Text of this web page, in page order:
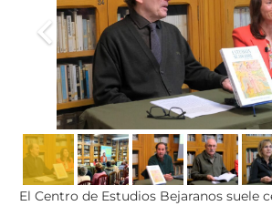
El Centro de Estudios Bejaranos suele